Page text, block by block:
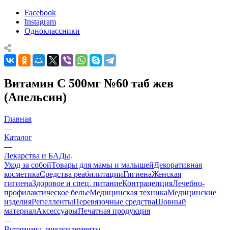
Facebook
Instagram
Одноклассники
Витамин С 500мг №60 таб жев
(Апельсин)
Главная
—
Каталог
—
Лекарства и БАДы
Уход за собойТовары для мамы и малышейДекоративная
косметикаСредства реабилитацииГигиенаЖенская
гигиенаЗдоровое и спец. питаниеКонтрацепцияЛечебно-
профилактическое бельеМедицинская техникаМедицинские
изделияРепеллентыПеревязочные средстваШовный
материалАксессуарыПечатная продукция
—